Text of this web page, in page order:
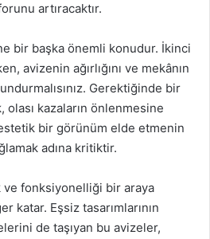
artıracaktır.
bir başka önemli konudur. İkinci
avizenin ağırlığını ve mekânın
Gerektiğinde bir
olası kazaların önlenmesine
estetik bir görünüm elde etmenin
adına kritiktir.
fonksiyonelliği bir araya
katar. Eşsiz tasarımlarının
de taşıyan bu avizeler,